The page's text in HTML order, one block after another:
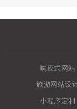
响应式网站
旅游网站设
小程序定制